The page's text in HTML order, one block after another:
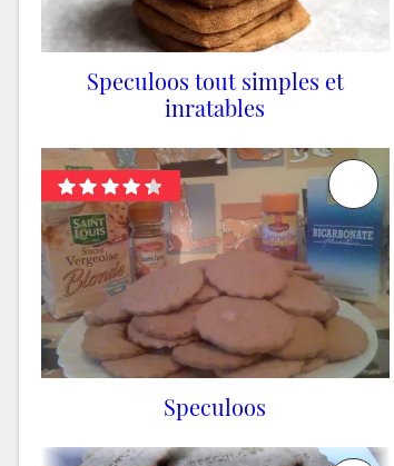
Speculoos tout simples et
inratables
Speculoos